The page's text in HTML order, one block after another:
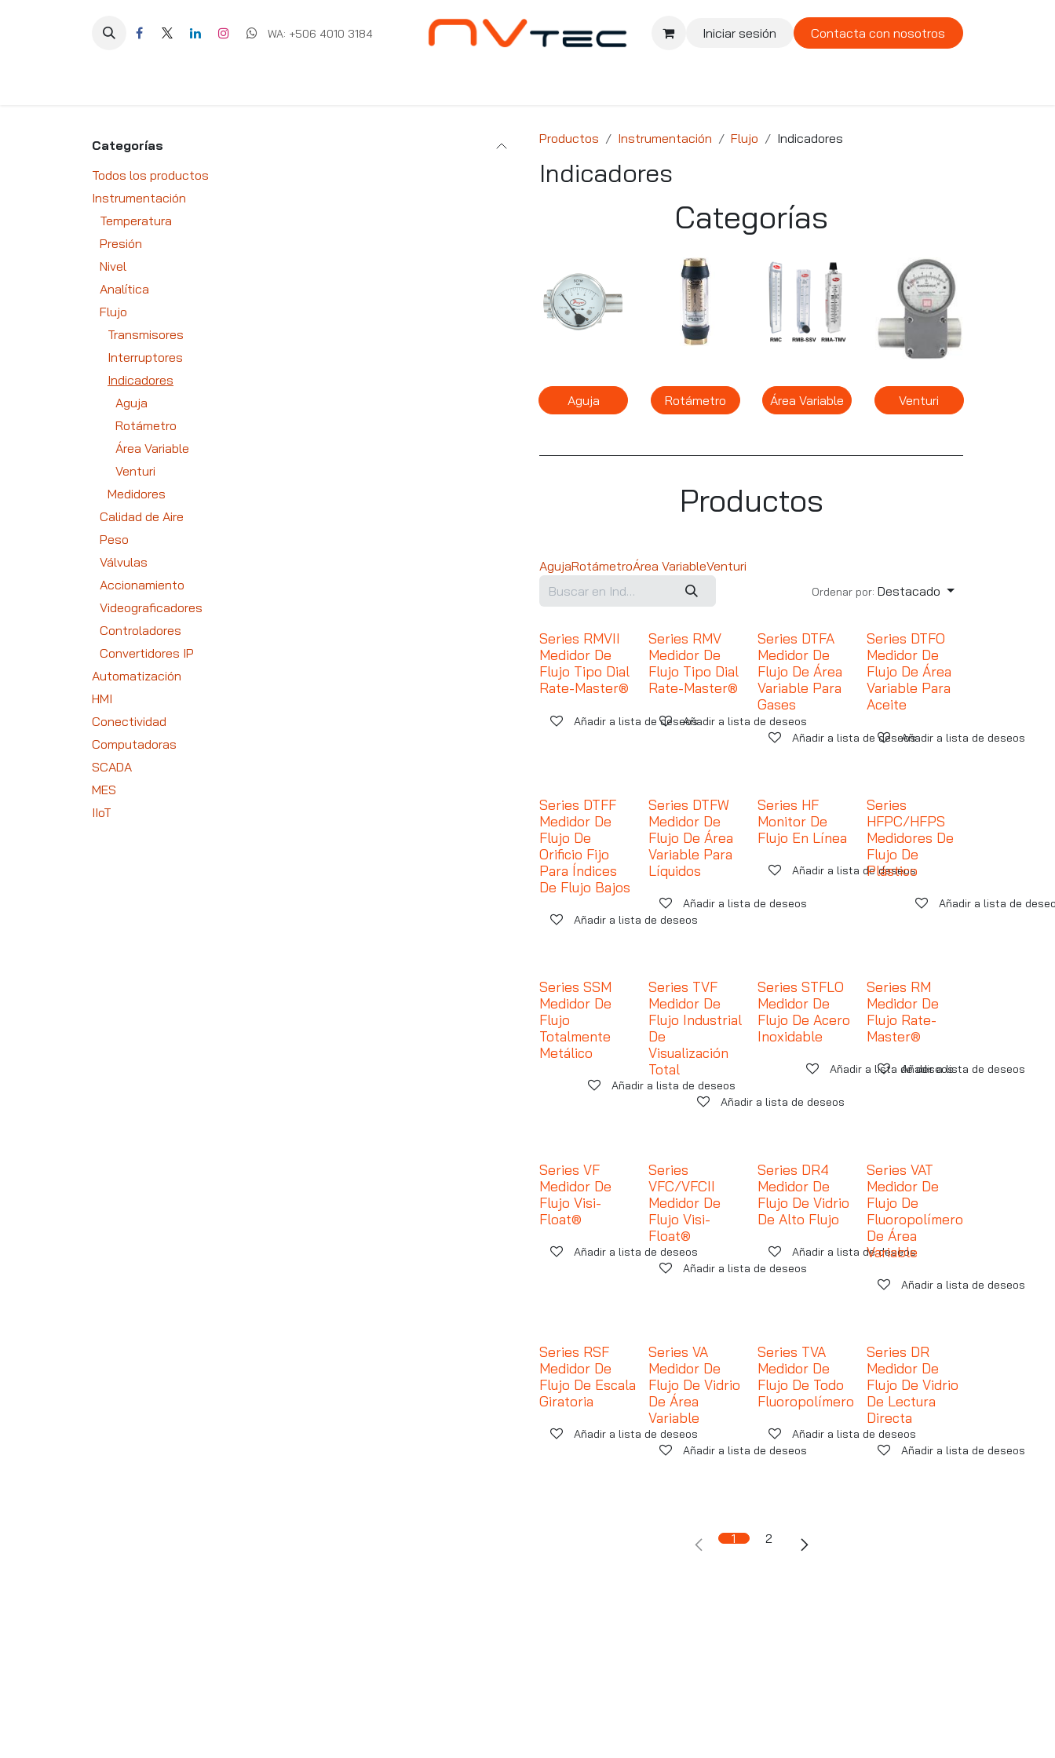
WA: +506 4010 3184 Iniciar sesión Contacta con nosotros
Categorías
Todos los productos
Instrumentación
Temperatura
Presión
Nivel
Analítica
Flujo
Transmisores
Interruptores
Indicadores
Aguja
Rotámetro
Área Variable
Venturi
Medidores
Calidad de Aire
Peso
Válvulas
Accionamiento
Videograficadores
Controladores
Convertidores IP
Automatización
HMI
Conectividad
Computadoras
SCADA
MES
IIoT
Productos Instrumentación Flujo Indicadores
Indicadores
Categorías
Aguja Rotámetro Área Variable Venturi
Productos
AgujaRotámetroÁrea VariableVenturi
Ordenar por: Destacado
Series RMVII
Medidor De
Flujo Tipo Dial
Rate-Master®
Añadir a lista de deseos
Series RMV
Medidor De
Flujo Tipo Dial
Rate-Master®
Añadir a lista de deseos
Series DTFA
Medidor De
Flujo De Área
Variable Para
Gases
Añadir a lista de deseos
Series DTFO
Medidor De
Flujo De Área
Variable Para
Aceite
Añadir a lista de deseos
Series DTFF
Medidor De
Flujo De
Orificio Fijo
Para Índices
De Flujo Bajos
Añadir a lista de deseos
Series DTFW
Medidor De
Flujo De Área
Variable Para
Líquidos
Añadir a lista de deseos
Series HF
Monitor De
Flujo En Línea
Añadir a lista de deseos
Series
HFPC/HFPS
Medidores De
Flujo De
Plástico
Añadir a lista de
Series SSM
Medidor De
Flujo
Totalmente
Metálico
Añadir a lista de deseos
Series TVF
Medidor De
Flujo Industrial
De
Visualización
Total
Añadir a lista de deseos
Series STFLO
Medidor De
Flujo De Acero
Inoxidable
Añadir a lista de deseos
Series RM
Medidor De
Flujo Rate-
Master®
Añadir a lista de deseos
Series VF
Medidor De
Flujo Visi-
Float®
Añadir a lista de deseos
Series
VFC/VFCII
Medidor De
Flujo Visi-
Float®
Añadir a lista de deseos
Series DR4
Medidor De
Flujo De Vidrio
De Alto Flujo
Añadir a lista de deseos
Series VAT
Medidor De
Flujo De
Fluoropolímero
De Área
Variable
Añadir a lista de deseos
Series RSF
Medidor De
Flujo De Escala
Giratoria
Añadir a lista de deseos
Series VA
Medidor De
Flujo De Vidrio
De Área
Variable
Añadir a lista de deseos
Series TVA
Medidor De
Flujo De Todo
Fluoropolímero
Añadir a lista de deseos
Series DR
Medidor De
Flujo De Vidrio
De Lectura
Directa
Añadir a lista de deseos
1 2